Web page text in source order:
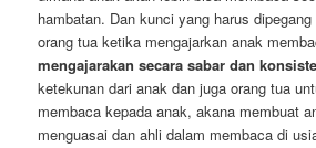
hambatan. Dan kunci yang harus
orang tua ketika mengajarkan anak
mengajarakan secara sabar dan
ketekunan dari anak dan juga orang tua
membaca kepada anak, akana membuat
menguasai dan ahli dalam membaca di